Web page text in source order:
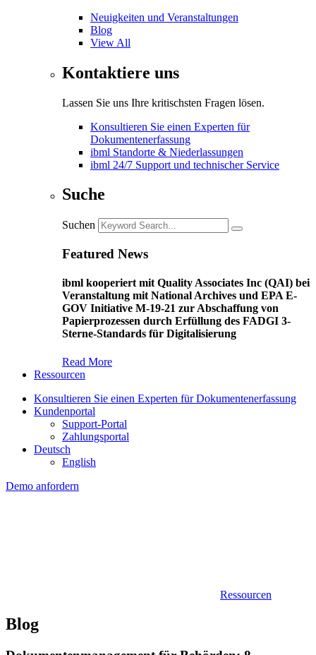
Neuigkeiten und Veranstaltungen
Blog
View All
Kontaktiere uns
Lassen Sie uns Ihre kritischsten Fragen lösen.
Konsultieren Sie einen Experten für
Dokumentenerfassung
ibml Standorte & Niederlassungen
ibml 24/7 Support und technischer Service
Suche
Suchen
Featured News
ibml kooperiert mit Quality Associates Inc (QAI) bei
Veranstaltung mit National Archives und EPA E-
GOV Initiative M-19-21 zur Abschaffung von
Papierprozessen durch Erfüllung des FADGI 3-
Sterne-Standards für Digitalisierung
Read More
Ressourcen
Konsultieren Sie einen Experten für Dokumentenerfassung
Kundenportal
Support-Portal
Zahlungsportal
Deutsch
English
Demo anfordern
Ressourcen
Blog